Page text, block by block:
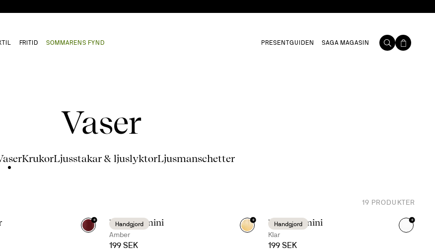
FRITID SOMMARENS FYND PRESENTGUIDEN SAGA MAGASIN
Vaser
KrukorLjusstakar & ljuslyktorLjusmanschetter
19 PRODUKTER
+
Handgjord
Viva vas mini
Amber
199 SEK
+
Handgjord
Viva vas mini
Klar
199 SEK
+